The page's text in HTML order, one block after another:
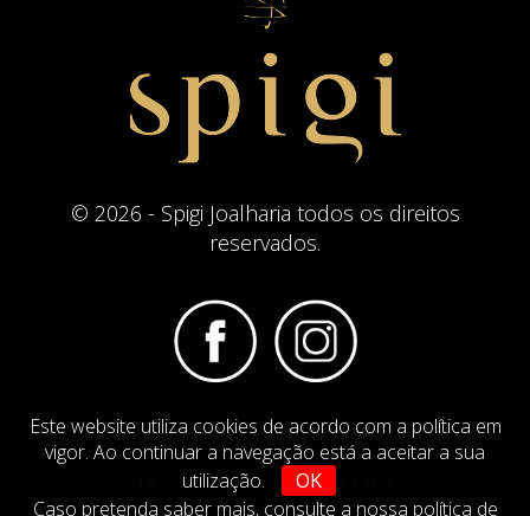
Este website utiliza cookies de acordo com a política em
vigor. Ao continuar a navegação está a aceitar a sua
utilização.
OK
Caso pretenda saber mais, consulte a nossa política de
© 2026 - Spigi Joalharia todos os direitos
reservados.
Termos e Condições Website Politica de Cookies
DESIGN BYIMAGINEVIRTUAL.COM